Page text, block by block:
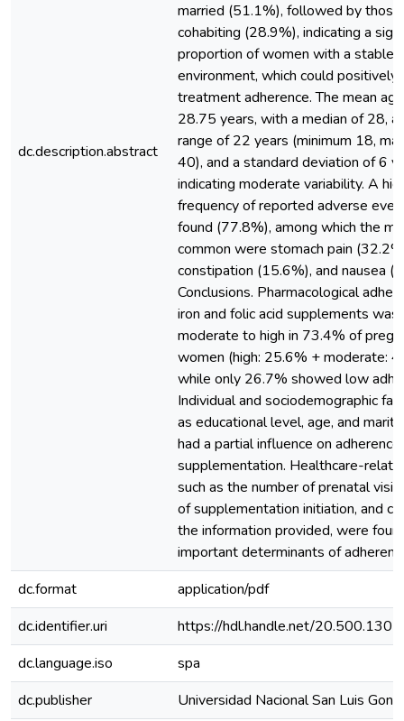
dc.description.abstract
married (51.1%), followed by those
cohabiting (28.9%), indicating a
proportion of women with a stable
environment, which could positively
treatment adherence. The mean
28.75 years, with a median of 28,
range of 22 years (minimum 18,
40), and a standard deviation of 6
indicating moderate variability. A
frequency of reported adverse
found (77.8%), among which the
common were stomach pain
constipation (15.6%), and nausea
Conclusions. Pharmacological
iron and folic acid supplements was
moderate to high in 73.4% of
women (high: 25.6% + moderate:
while only 26.7% showed low
Individual and sociodemographic
as educational level, age, and
had a partial influence on
supplementation. Healthcare-
such as the number of prenatal
of supplementation initiation, and
the information provided, were
important determinants of
dc.format
application/pdf
dc.identifier.uri
https://hdl.handle.net/
dc.language.iso
spa
dc.publisher
Universidad Nacional San Luis